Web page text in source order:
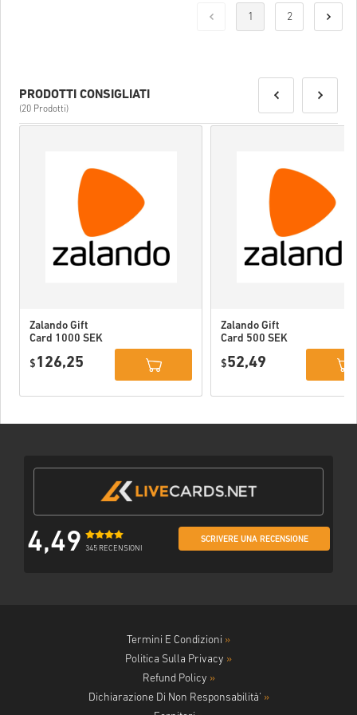
1 2
PRODOTTI CONSIGLIATI
(20 Prodotti)
Zalando Gift
Card 1000 SEK
$ 126,25
Zalando Gift
Card 500 SEK
$52,49
4,49 345 RECENSIONI
SCRIVERE UNA RECENSIONE
Termini E Condizioni »
Politica Sulla Privacy »
Refund Policy »
Dichiarazione Di Non Responsabilità' »